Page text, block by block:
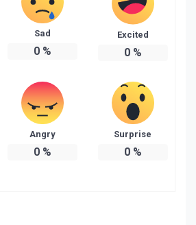
Sad
0%
Excited
0%
Angry
0%
Surprise
0%